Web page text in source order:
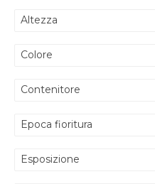
Altezza
Colore
Contenitore
Epoca fioritura
Esposizione